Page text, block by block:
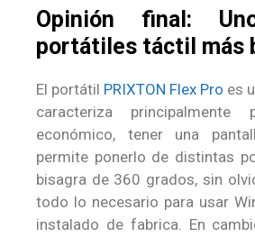
Opinión final:
portátiles táctil más
El portátil PRIXTON Flex Pro es
caracteriza
económico, tener una
permite ponerlo de distintas
bisagra de 360 grados, sin
todo lo necesario para usar
instalado de fabrica. En